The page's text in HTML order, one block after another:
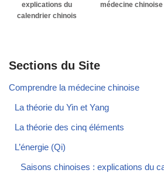
explications du
calendrier chinois
médecine chinoise
Sections du Site
Comprendre la médecine chinoise
La théorie du Yin et Yang
La théorie des cinq éléments
L’énergie (Qi)
Saisons chinoises : explications du